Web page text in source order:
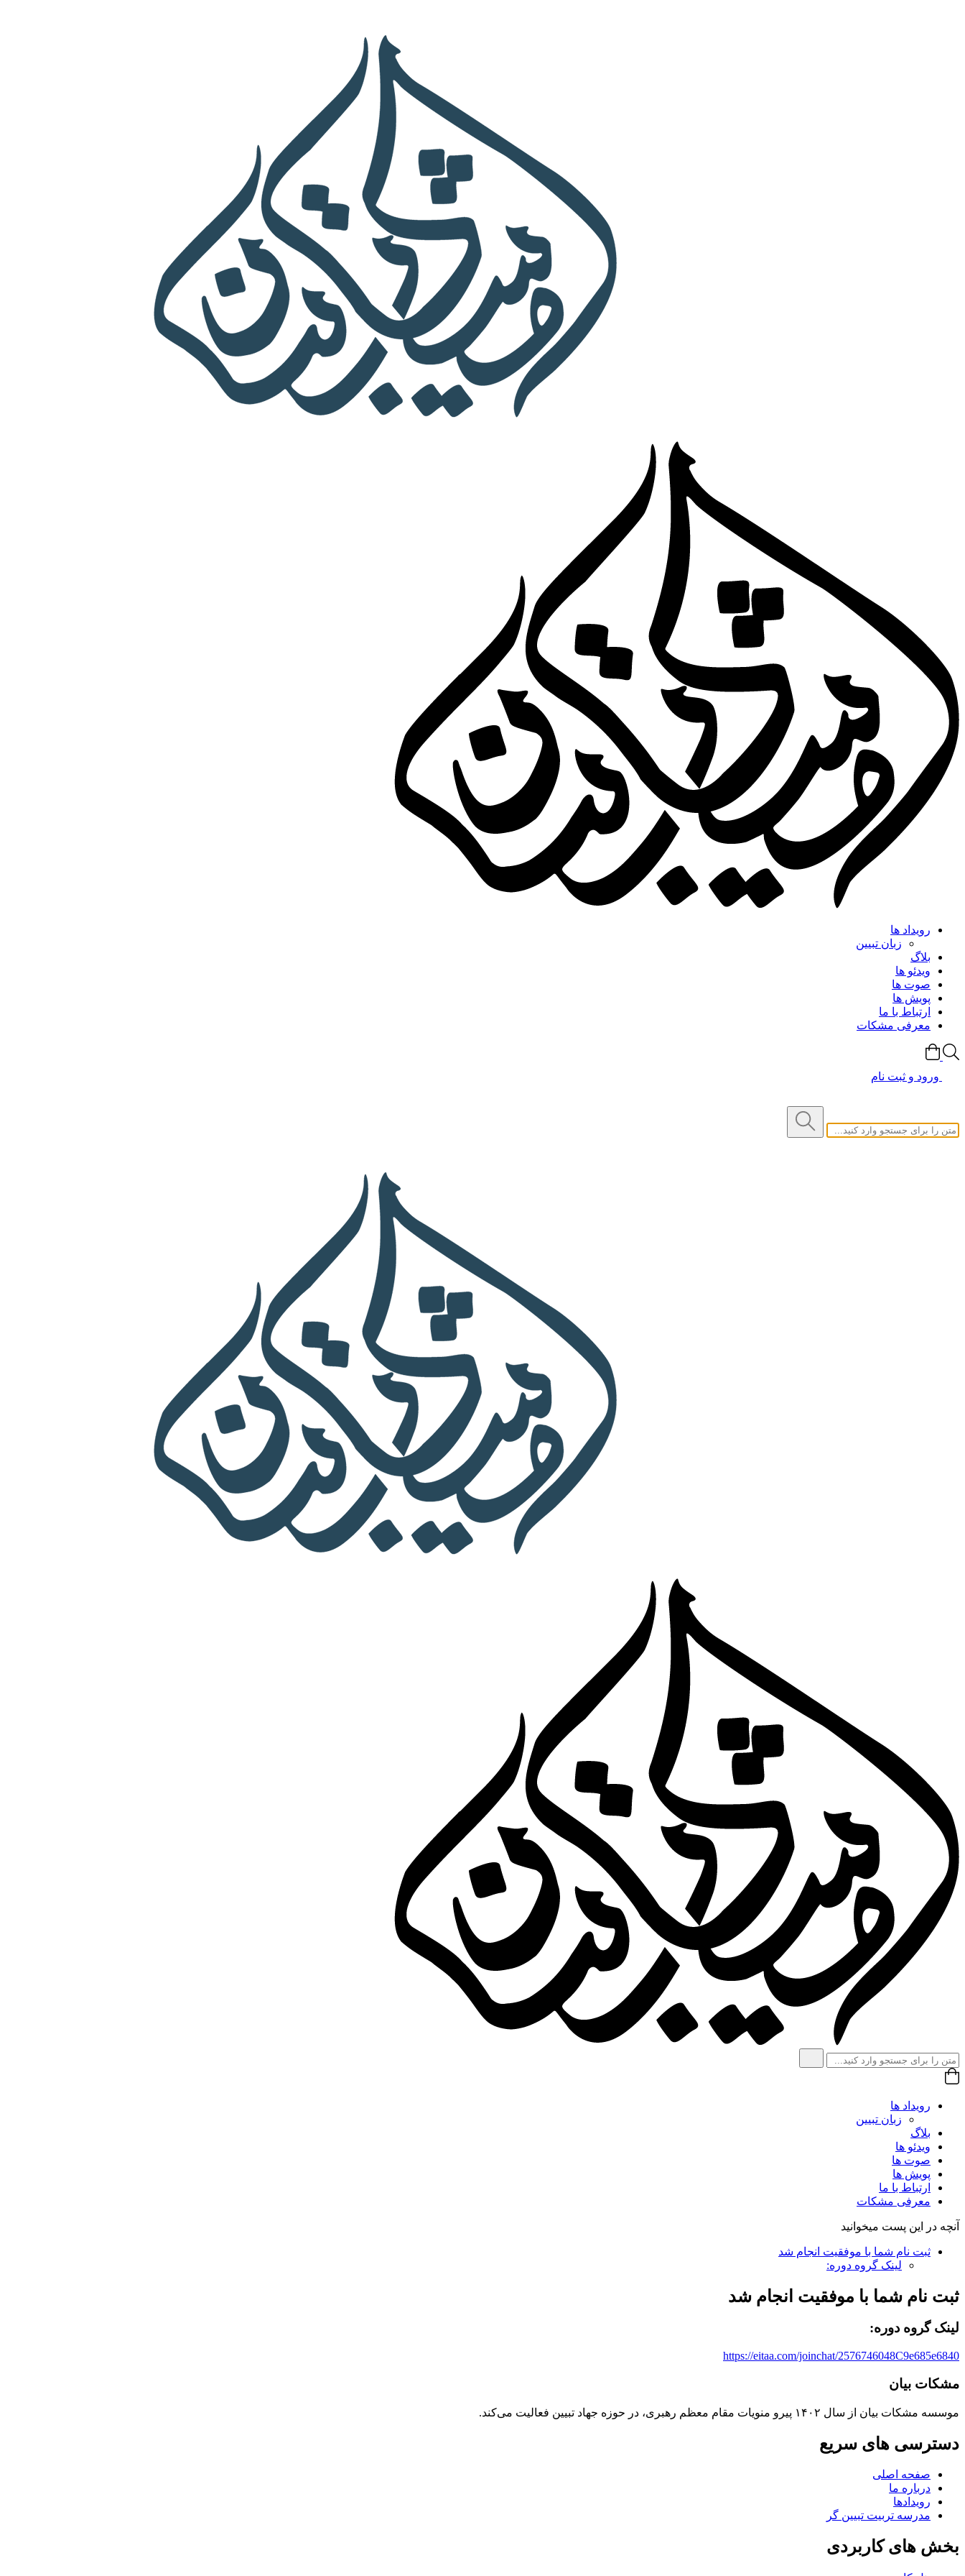
رویداد ها
زبان تبیین
بلاگ
ویدئو ها
صوت ها
پویش ها
ارتباط با ما
معرفی مشکات
ورود و ثبت نام
رویداد ها
زبان تبیین
بلاگ
ویدئو ها
صوت ها
پویش ها
ارتباط با ما
معرفی مشکات
آنچه در این پست میخوانید
ثبت نام شما با موفقیت انجام شد
لینک گروه دوره:
ثبت نام شما با موفقیت انجام شد
لینک گروه دوره:
https://eitaa.com/joinchat/2576746048C9e685e6840
مشکات بیان
موسسه مشکات بیان از سال ۱۴۰۲ پیرو منویات مقام معظم رهبری، در حوزه جهاد تبیین فعالیت می‌کند.
دسترسی های سریع
صفحه اصلی
درباره ما
رویدادها
مدرسه تربیت تبیین گر
بخش های کاربردی